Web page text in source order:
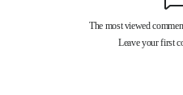
안 시간당 30㎜ '강한 비'[내일날씨]
는 마음 느꼈고, 많은 트로피 원해 아